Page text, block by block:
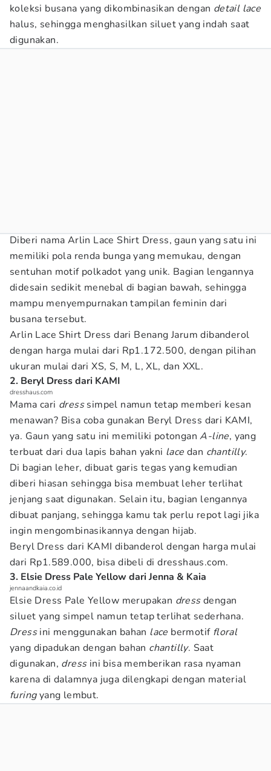
koleksi busana yang dikombinasikan dengan detail lace
halus, sehingga menghasilkan siluet yang indah saat
digunakan.
Diberi nama Arlin Lace Shirt Dress, gaun yang satu ini
memiliki pola renda bunga yang memukau, dengan
sentuhan motif polkadot yang unik. Bagian lengannya
didesain sedikit menebal di bagian bawah, sehingga
mampu menyempurnakan tampilan feminin dari
busana tersebut.
Arlin Lace Shirt Dress dari Benang Jarum dibanderol
dengan harga mulai dari Rp1.172.500, dengan pilihan
ukuran mulai dari XS, S, M, L, XL, dan XXL.
2. Beryl Dress dari KAMI
dresshaus.com
Mama cari dresssimpel namun tetap memberi kesan
menawan? Bisa coba gunakan Beryl Dress dari KAMI,
ya. Gaun yang satu ini memiliki potonganA-line, yang
terbuat dari dua lapis bahan yakni lace dan chantilly.
Di bagian leher, dibuat garis tegas yang kemudian
diberi hiasan sehingga bisa membuat leher terlihat
jenjang saat digunakan. Selain itu, bagian lengannya
dibuat panjang, sehingga kamu tak perlu repot lagi jika
ingin mengombinasikannya dengan hijab.
Beryl Dress dari KAMI dibanderol dengan harga mulai
dari Rp1.589.000, bisa dibeli di dresshaus.com.
3. Elsie Dress Pale Yellow dari Jenna & Kaia
jennaandkaia.co.id
Elsie Dress Pale Yellow merupakan dressdengan
siluet yang simpel namun tetap terlihat sederhana.
Dressini menggunakan bahan lace bermotif floral
yang dipadukan dengan bahan chantilly. Saat
digunakan, dressini bisa memberikan rasa nyaman
karena di dalamnya juga dilengkapi dengan material
furingyang lembut.